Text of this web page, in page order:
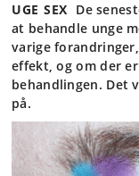
UGE SEX De
at behandle unge
varige
effekt, og om der
behandlingen. Det
på.